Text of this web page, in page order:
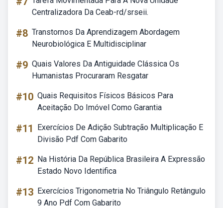
Centralizadora Da Ceab-rd/srseii.
#8 Transtornos Da Aprendizagem Abordagem
Neurobiológica E Multidisciplinar
#9 Quais Valores Da Antiguidade Clássica Os
Humanistas Procuraram Resgatar
#10 Quais Requisitos Físicos Básicos Para
Aceitação Do Imóvel Como Garantia
#11
Exercícios De Adição Subtração Multiplicação E
Divisão Pdf Com Gabarito
#12 Na História Da República Brasileira A Expressão
Estado Novo Identifica
#13 Exercícios Trigonometria No Triângulo Retângulo
9 Ano Pdf Com Gabarito